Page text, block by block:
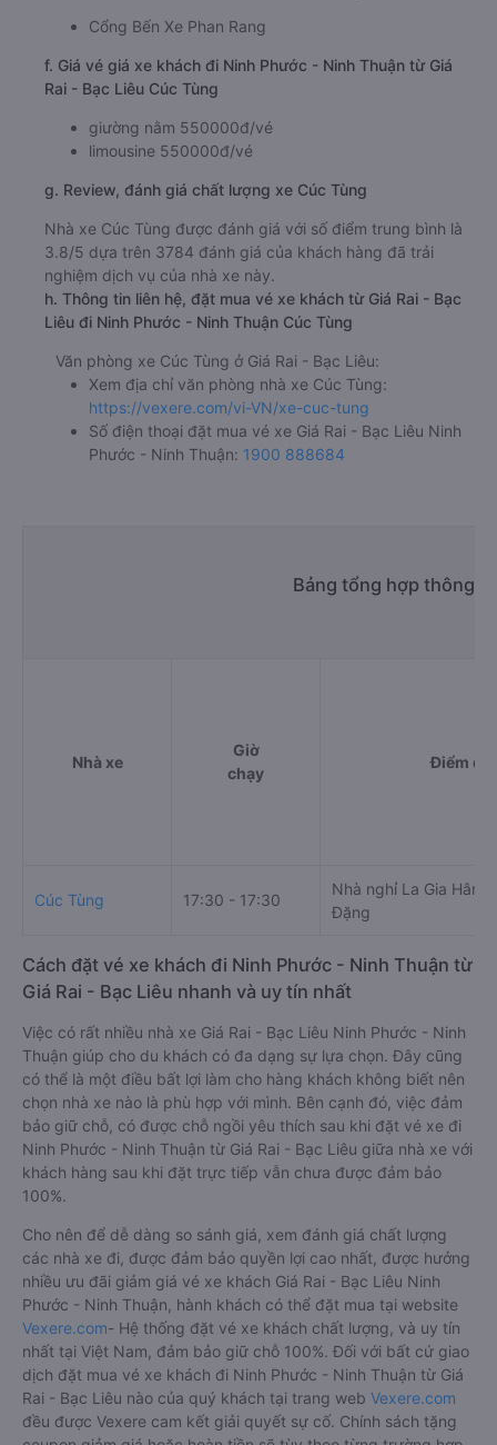
Cổng Bến Xe Phan Rang
f. Giá vé giá xe khách đi Ninh Phước - Ninh Thuận từ Giá
Rai - Bạc Liêu Cúc Tùng
giường nằm 550000đ/vé
limousine 550000đ/vé
g. Review, đánh giá chất lượng xe Cúc Tùng
Nhà xe Cúc Tùng được đánh giá với số điểm trung bình là
3.8/5 dựa trên 3784 đánh giá của khách hàng đã trải
nghiệm dịch vụ của nhà xe này.
h. Thông tin liên hệ, đặt mua vé xe khách từ Giá Rai - Bạc
Liêu đi Ninh Phước - Ninh Thuận Cúc Tùng
Văn phòng xe Cúc Tùng ở Giá Rai - Bạc Liêu:
Xem địa chỉ văn phòng nhà xe Cúc Tùng:
https://vexere.com/vi-VN/xe-cuc-tung
Số điện thoại đặt mua vé xe Giá Rai - Bạc Liêu Ninh
Phước - Ninh Thuận: 1900 888684
Bảng tổng hợp thông
Nhà xe
Giờ
chạy
Điểm đi
Cúc Tùng 17:30 - 17:30
Nhà nghỉ La Gia Hân,
Đặng
Cách đặt vé xe khách đi Ninh Phước - Ninh Thuận từ
Giá Rai - Bạc Liêu nhanh và uy tín nhất
Việc có rất nhiều nhà xe Giá Rai - Bạc Liêu Ninh Phước - Ninh
Thuận giúp cho du khách có đa dạng sự lựa chọn. Đây cũng
có thể là một điều bất lợi làm cho hàng khách không biết nên
chọn nhà xe nào là phù hợp với mình. Bên cạnh đó, việc đảm
bảo giữ chỗ, có được chỗ ngồi yêu thích sau khi đặt vé xe đi
Ninh Phước - Ninh Thuận từ Giá Rai - Bạc Liêu giữa nhà xe với
khách hàng sau khi đặt trực tiếp vẫn chưa được đảm bảo
100%.
Cho nên để dễ dàng so sánh giá, xem đánh giá chất lượng
các nhà xe đi, được đảm bảo quyền lợi cao nhất, được hưởng
nhiều ưu đãi giảm giá vé xe khách Giá Rai - Bạc Liêu Ninh
Phước - Ninh Thuận, hành khách có thể đặt mua tại website
Vexere.com- Hệ thống đặt vé xe khách chất lượng, và uy tín
nhất tại Việt Nam, đảm bảo giữ chỗ 100%. Đối với bất cứ giao
dịch đặt mua vé xe khách đi Ninh Phước - Ninh Thuận từ Giá
Rai - Bạc Liêu nào của quý khách tại trang web Vexere.com
đều được Vexere cam kết giải quyết sự cố. Chính sách tặng